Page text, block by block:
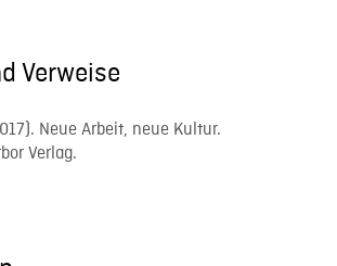
Verweise
Neue Arbeit, neue Kultur.
Verlag.